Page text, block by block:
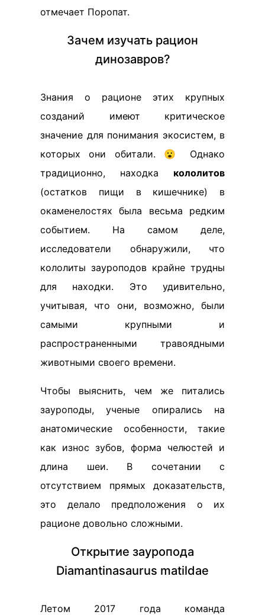
отмечает Поропат.
Зачем изучать рацион
динозавров?
Знания о рационе этих крупных
созданий имеют критическое
значение для понимания экосистем, в
которых они обитали. 😮 Однако
традиционно, находка кололитов
(остатков пищи в кишечнике) в
окаменелостях была весьма редким
событием. На самом деле,
исследователи обнаружили, что
кололиты зауроподов крайне трудны
для находки. Это удивительно,
учитывая, что они, возможно, были
самыми крупными и
распространенными травоядными
животными своего времени.
Чтобы выяснить, чем же питались
зауроподы, ученые опирались на
анатомические особенности, такие
как износ зубов, форма челюстей и
длина шеи. В сочетании с
отсутствием прямых доказательств,
это делало предположения о их
рационе довольно сложными.
Открытие зауропода
Diamantinasaurus matildae
Летом 2017 года команда